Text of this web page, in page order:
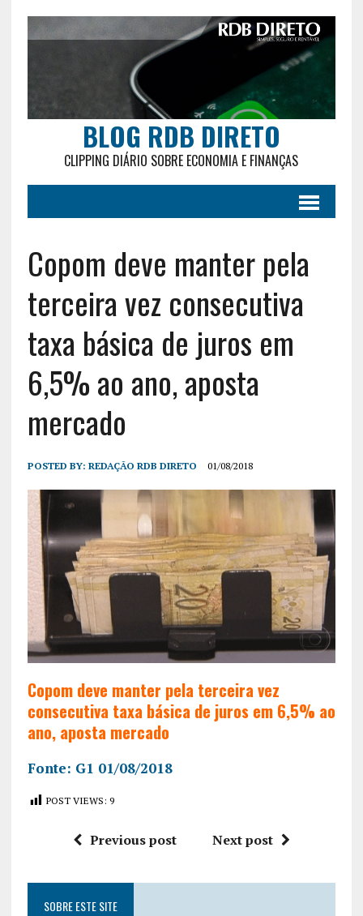
BLOG RDB DIRETO
CLIPPING DIÁRIO SOBRE ECONOMIA E FINANÇAS
Copom deve manter pela
terceira vez consecutiva
taxa básica de juros em
6,5% ao ano, aposta
mercado
POSTED BY: REDAÇÃO RDB DIRETO 01/08/2018
Copom deve manter pela terceira vez
consecutiva taxa básica de juros em 6,5% ao
ano, aposta mercado
Fonte: G1 01/08/2018
POST VIEWS: 9
Previous post Next post
SOBRE ESTE SITE